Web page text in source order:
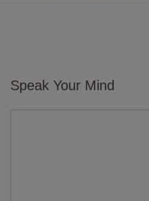
Speak Your Mind